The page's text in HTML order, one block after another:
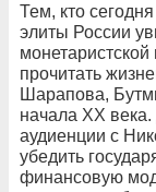
Тем, кто
элиты России
прочитать
Шарапова,
начала ХХ
аудиенции с
убедить
финансовую